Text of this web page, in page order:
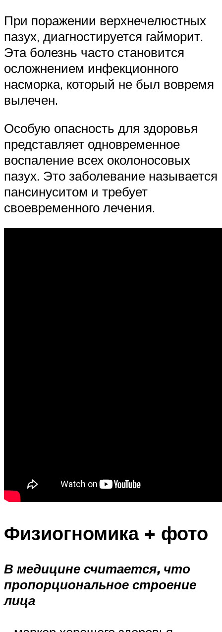
При поражении верхнечелюстных
пазух, диагностируется гайморит.
Эта болезнь часто становится
осложнением инфекционного
насморка, который не был вовремя
вылечен.
Особую опасность для здоровья
представляет одновременное
воспаление всех околоносовых
пазух. Это заболевание называется
пансинуситом и требует
своевременного лечения.
Физиогномика + фото
В медицине считается, что
пропорциональное строение
лица